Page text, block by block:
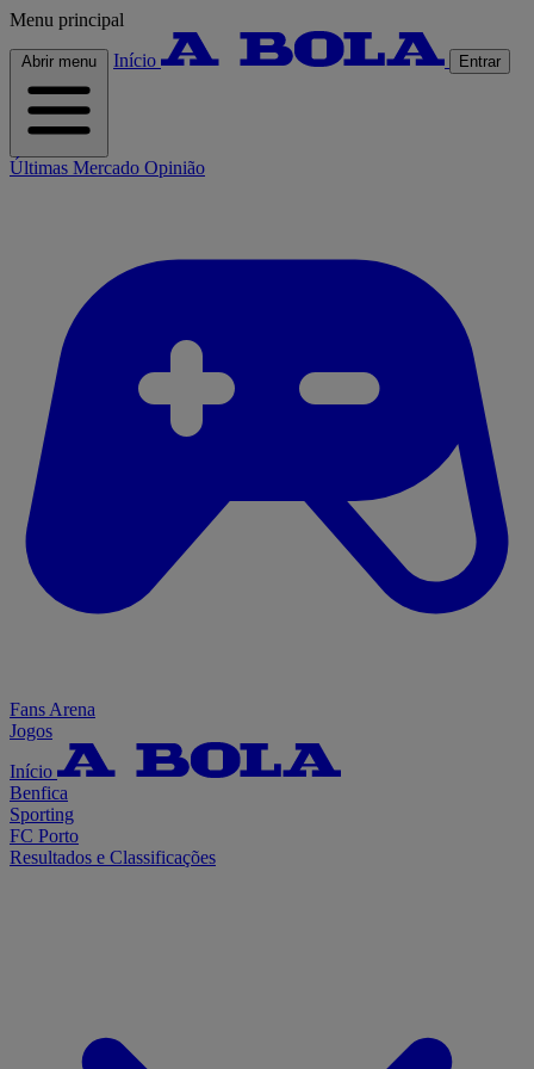
Menu principal
Abrir menu Início Entrar
Últimas Mercado Opinião
Fans Arena
Jogos
Início
Benfica
Sporting
FC Porto
Resultados e Classificações